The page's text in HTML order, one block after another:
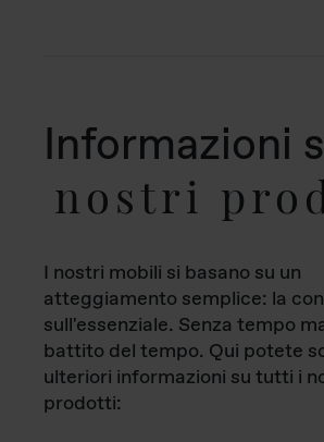
Informazioni
nostri
I nostri mobili si basano su un
atteggiamento semplice: la
sull'essenziale. Senza tempo
battito del tempo. Qui potete
ulteriori informazioni su tutti i
prodotti: